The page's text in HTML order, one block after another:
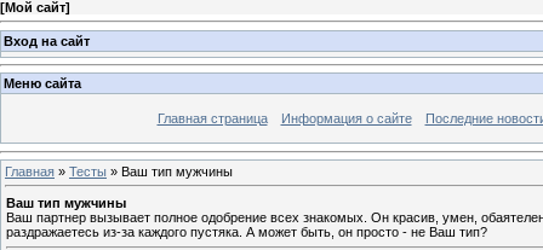
[Мой сайт]
Вход на сайт
Меню сайта
Главная страница Информация о сайте Последние
Главная » Тесты » Ваш тип мужчины
Ваш тип мужчины
Ваш партнер вызывает полное одобрение всех знакомых. Он красив, умен,
раздражаетесь из-за каждого пустяка. А может быть, он просто - не Ваш тип?